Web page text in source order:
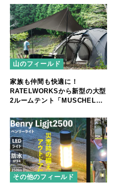
山のフィールド
家族も仲間も快適に！
RATELWORKSから新型の大型
2ルームテント「MUSCHEL」
その他のフィールド